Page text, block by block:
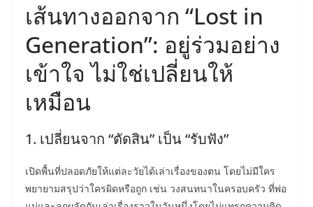
เส้นทางออกจาก “Lost in
Generation”: อยู่ร่วมอย่าง
เข้าใจ ไม่ใช่เปลี่ยนให้
เหมือน
1. เปลี่ยนจาก “ตัดสิน” เป็น “รับฟัง”
เปิดพื้นที่ปลอดภัยให้แต่ละวัยได้เล่าเรื่องของตน โดยไม่มีใคร
พยายามสรุปว่าใครผิดหรือถูก เช่น วงสนทนาในครอบครัว ที่พ่อ